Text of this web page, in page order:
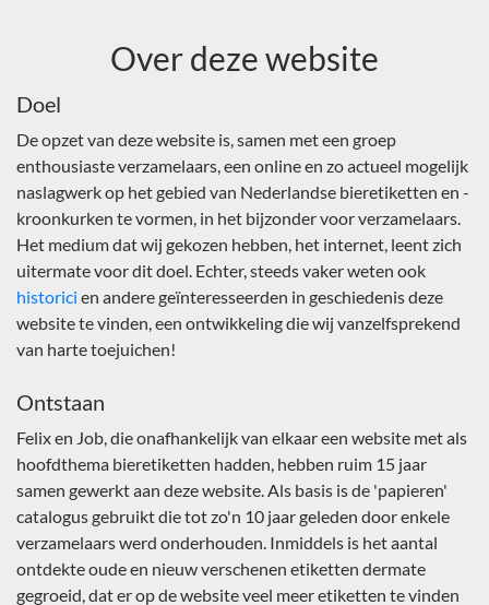
Over deze website
Doel
De opzet van deze website is, samen met een groep
enthousiaste verzamelaars, een online en zo actueel mogelijk
naslagwerk op het gebied van Nederlandse bieretiketten en -
kroonkurken te vormen, in het bijzonder voor verzamelaars.
Het medium dat wij gekozen hebben, het internet, leent zich
uitermate voor dit doel. Echter, steeds vaker weten ook
historici en andere geïnteresseerden in geschiedenis deze
website te vinden, een ontwikkeling die wij vanzelfsprekend
van harte toejuichen!
Ontstaan
Felix en Job, die onafhankelijk van elkaar een website met als
hoofdthema bieretiketten hadden, hebben ruim 15 jaar
samen gewerkt aan deze website. Als basis is de 'papieren'
catalogus gebruikt die tot zo'n 10 jaar geleden door enkele
verzamelaars werd onderhouden. Inmiddels is het aantal
ontdekte oude en nieuw verschenen etiketten dermate
gegroeid, dat er op de website veel meer etiketten te vinden